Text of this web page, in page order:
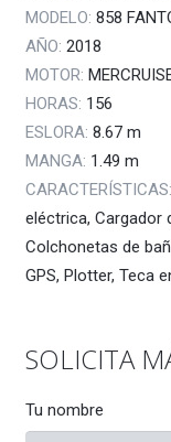
MODELO: 858
AÑO: 2018
MOTOR:
HORAS: 156
ESLORA: 8.67 m
MANGA: 1.49 m
CARACTERÍSTICAS:
eléctrica, Cargador
Colchonetas de
GPS, Plotter, Teca
SOLICITA
Tu nombre